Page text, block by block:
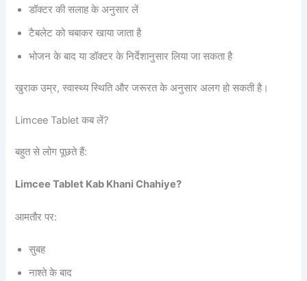
डॉक्टर की सलाह के अनुसार लें
टैबलेट को चबाकर खाया जाता है
भोजन के बाद या डॉक्टर के निर्देशानुसार लिया जा सकता है
खुराक उम्र, स्वास्थ्य स्थिति और जरूरत के अनुसार अलग हो सकती है।
Limcee Tablet कब लें?
बहुत से लोग पूछते हैं:
Limcee Tablet Kab Khani Chahiye?
आमतौर पर:
सुबह
नाश्ते के बाद